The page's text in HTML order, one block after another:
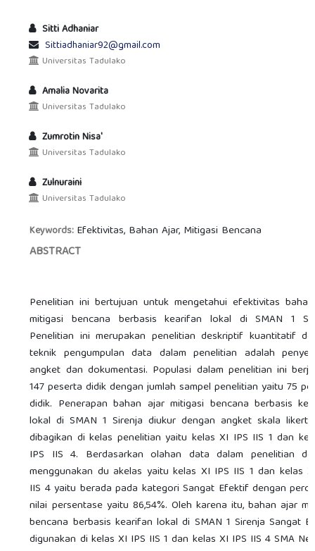
Sitti Adhaniar
Sittiadhaniar92@gmail.com
Universitas Tadulako
Amalia Novarita
Universitas Tadulako
Zumrotin Nisa'
Universitas Tadulako
Zulnuraini
Universitas Tadulako
Keywords: Efektivitas, Bahan Ajar, Mitigasi Bencana
ABSTRACT
Penelitian ini bertujuan untuk mengetahui efektivitas
mitigasi bencana berbasis kearifan lokal di SMAN 1
Penelitian ini merupakan penelitian deskriptif kuantitatif
teknik pengumpulan data dalam penelitian adalah
angket dan dokumentasi. Populasi dalam penelitian ini
147 peserta didik dengan jumlah sampel penelitian yaitu 75
didik. Penerapan bahan ajar mitigasi bencana berbasis
lokal di SMAN 1 Sirenja diukur dengan angket skala likert
dibagikan di kelas penelitian yaitu kelas XI IPS IIS 1 dan
IPS IIS 4. Berdasarkan olahan data dalam penelitian
menggunakan du akelas yaitu kelas XI IPS IIS 1 dan kelas
IIS 4 yaitu berada pada kategori Sangat Efektif dengan
nilai persentase yaitu 86,54%. Oleh karena itu, bahan ajar
bencana berbasis kearifan lokal di SMAN 1 Sirenja Sangat
digunakan di kelas XI IPS IIS 1 dan kelas XI IPS IIS 4 SMA